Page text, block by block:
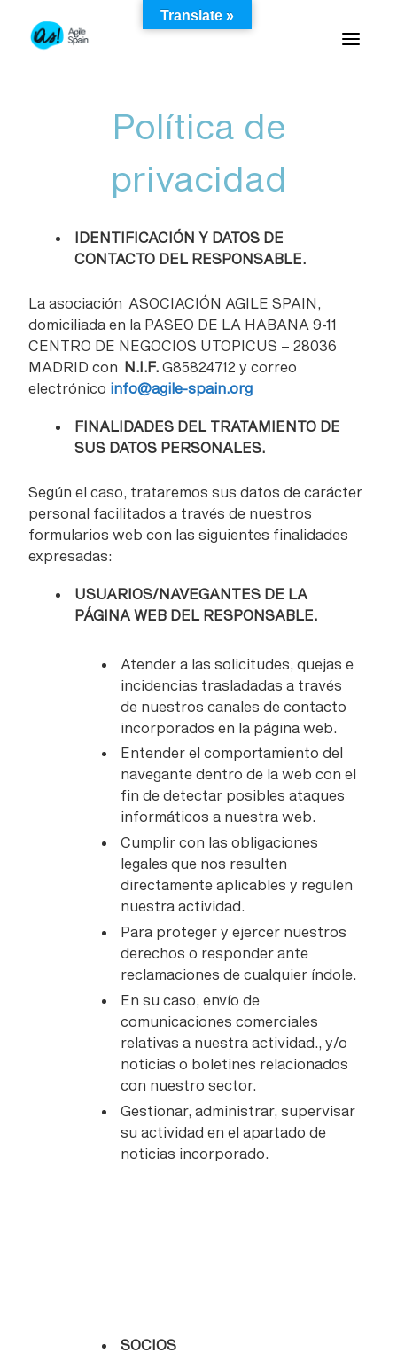
content
Política de
privacidad
IDENTIFICACIÓN Y DATOS DE
CONTACTO DEL RESPONSABLE.
La asociación ASOCIACIÓN AGILE SPAIN,
domiciliada en la PASEO DE LA HABANA 9-11
CENTRO DE NEGOCIOS UTOPICUS – 28036
MADRID con N.I.F. G85824712 y correo
electrónico info@agile-spain.org
FINALIDADES DEL TRATAMIENTO DE
SUS DATOS PERSONALES.
Según el caso, trataremos sus datos de carácter
personal facilitados a través de nuestros
formularios web con las siguientes finalidades
expresadas:
USUARIOS/NAVEGANTES DE LA
PÁGINA WEB DEL RESPONSABLE.
Atender a las solicitudes, quejas e
incidencias trasladadas a través
de nuestros canales de contacto
incorporados en la página web.
Entender el comportamiento del
navegante dentro de la web con el
fin de detectar posibles ataques
informáticos a nuestra web.
Cumplir con las obligaciones
legales que nos resulten
directamente aplicables y regulen
nuestra actividad.
Para proteger y ejercer nuestros
derechos o responder ante
reclamaciones de cualquier índole.
En su caso, envío de
comunicaciones comerciales
relativas a nuestra actividad., y/o
noticias o boletines relacionados
con nuestro sector.
Gestionar, administrar, supervisar
su actividad en el apartado de
noticias incorporado.
SOCIOS
Translate »